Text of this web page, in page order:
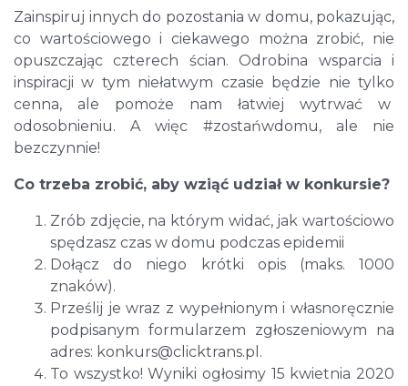
Zainspiruj innych do pozostania w domu, pokazując,
co wartościowego i ciekawego można zrobić, nie
opuszczając czterech ścian. Odrobina wsparcia i
inspiracji w tym niełatwym czasie będzie nie tylko
cenna, ale pomoże nam łatwiej wytrwać w
odosobnieniu. A więc #zostańwdomu, ale nie
bezczynnie!
Co trzeba zrobić, aby wziąć udział w konkursie?
Zrób zdjęcie, na którym widać, jak wartościowo
spędzasz czas w domu podczas epidemii
Dołącz do niego krótki opis (maks. 1000
znaków).
Prześlij je wraz z wypełnionym i własnoręcznie
podpisanym formularzem zgłoszeniowym na
adres: konkurs@clicktrans.pl.
To wszystko! Wyniki ogłosimy 15 kwietnia 2020